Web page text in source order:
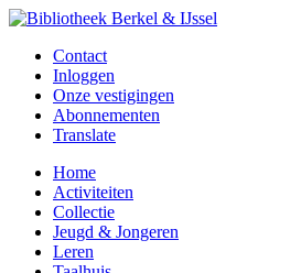
Contact
Inloggen
Onze vestigingen
Abonnementen
Translate
Home
Activiteiten
Collectie
Jeugd & Jongeren
Leren